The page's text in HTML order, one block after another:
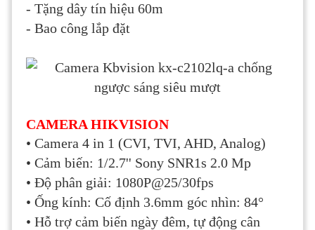
- Tặng dây tín hiệu 60m
- Bao công lắp đặt
CAMERA HIKVISION
• Camera 4 in 1 (CVI, TVI, AHD, Analog)
• Cảm biến: 1/2.7'' Sony SNR1s 2.0 Mp
• Độ phân giải: 1080P@25/30fps
• Ống kính: Cố định 3.6mm góc nhìn: 84°
• Hỗ trợ cảm biến ngày đêm, tự động cân